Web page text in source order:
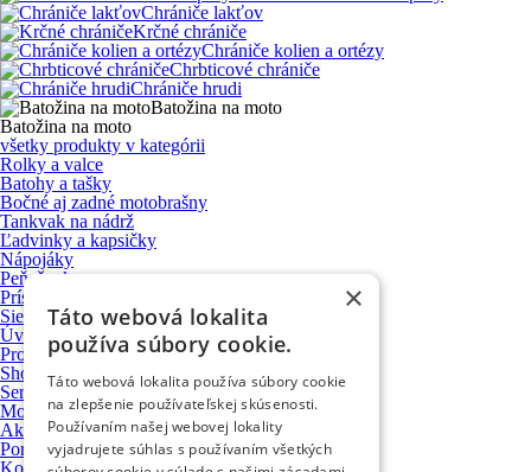
Chrániče lakťov
Krčné chrániče
Chrániče kolien a ortézy
Chrbticové chrániče
Chrániče hrudi
Batožina na moto
Batožina na moto
všetky produkty v kategórii
Rolky a valce
Batohy a tašky
Bočné aj zadné motobrašny
Tankvak na nádrž
Ľadvinky a kapsičky
Nápojáky
Peňaženky
Príslušenstvo a upevňovacie systémy
Sieťky, úpinky a prísavky
Úvod
Produkty
Showroom
Servis motocyklov
Motocykle VOGE
Ako nakupovať
Poradňa
Kontakt
×
Táto webová lokalita
používa súbory cookie.
Táto webová lokalita používa súbory cookie
na zlepšenie používateľskej skúsenosti.
Používaním našej webovej lokality
vyjadrujete súhlas s používaním všetkých